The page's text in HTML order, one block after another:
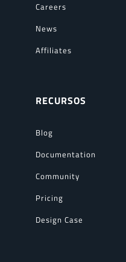
Careers
News
Affiliates
RECURSOS
Blog
Documentation
Community
Pricing
Design Case